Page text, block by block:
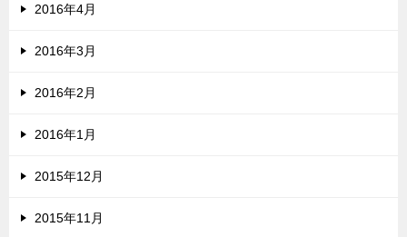
2016年4月
2016年3月
2016年2月
2016年1月
2015年12月
2015年11月